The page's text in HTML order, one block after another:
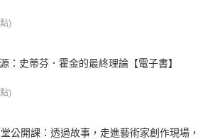
點)
：史蒂芬．霍金的最終理論【電子書】
點)
公開課：透過故事，走進藝術家創作現場，